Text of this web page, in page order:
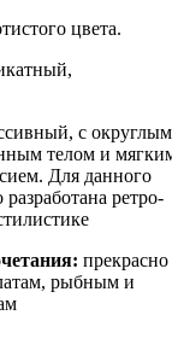
цвета.
с
телом и
Для данного
ретро-
прекрасно
рыбным и